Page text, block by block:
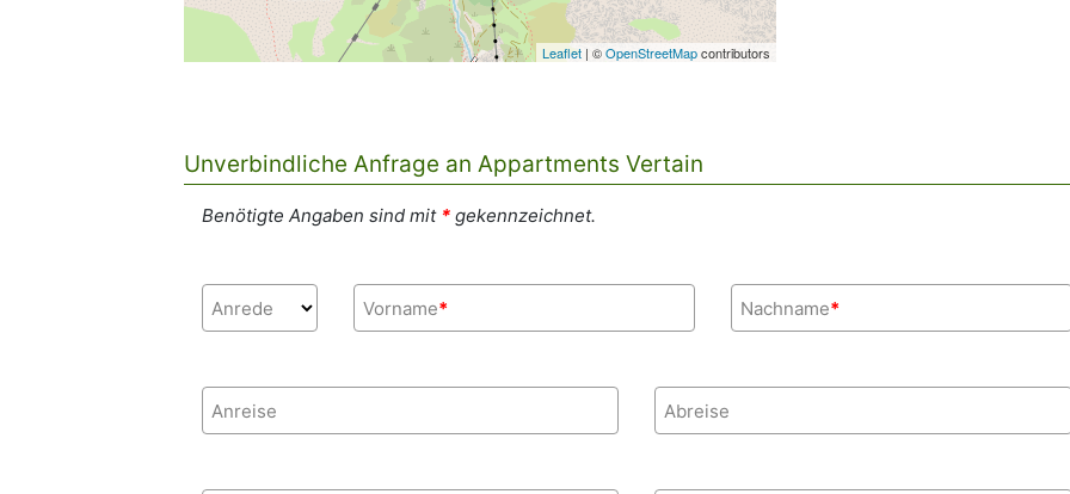
Leaflet| ©OpenStreetMapcontributors
Unverbindliche Anfrage an Appartments Vertain
Benötigte Angaben sind mit * gekennzeichnet.
Anrede Vorname* Nachname*
Anreise Abreise